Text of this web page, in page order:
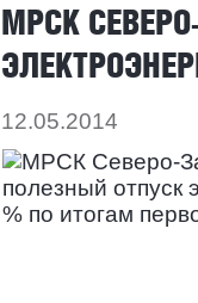
МРСК
12.05.2014